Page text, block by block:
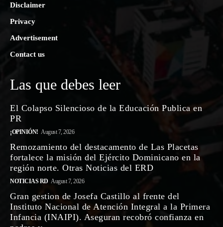
Disclaimer
Privacy
Advertisement
Contact us
Las que debes leer
El Colapso Silencioso de la Educación Publica en
PR
¡OPINIÓN! August 7, 2026
Remozamiento del destacamento de Las Placetas
fortalece la misión del Ejército Dominicano en la
región norte. Otras Noticias del ERD
NOTICIAS RD August 7, 2026
Gran gestion de Josefa Castillo al frente del
Instituto Nacional de Atención Integral a la Primera
Infancia (INAIPI). Aseguran recobró confianza en